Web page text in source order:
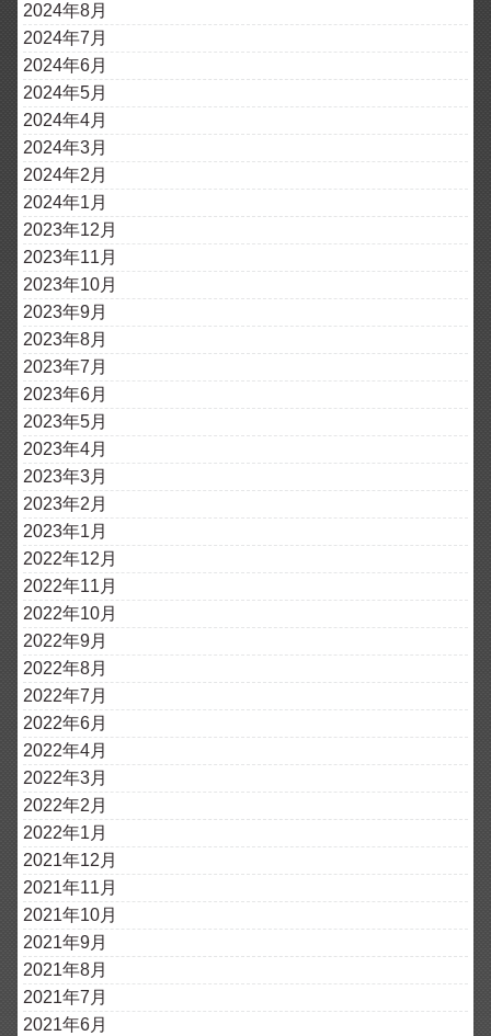
2024年8月
2024年7月
2024年6月
2024年5月
2024年4月
2024年3月
2024年2月
2024年1月
2023年12月
2023年11月
2023年10月
2023年9月
2023年8月
2023年7月
2023年6月
2023年5月
2023年4月
2023年3月
2023年2月
2023年1月
2022年12月
2022年11月
2022年10月
2022年9月
2022年8月
2022年7月
2022年6月
2022年4月
2022年3月
2022年2月
2022年1月
2021年12月
2021年11月
2021年10月
2021年9月
2021年8月
2021年7月
2021年6月